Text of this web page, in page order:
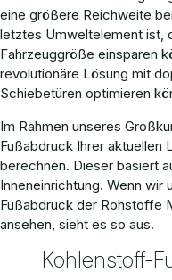
eine größere Reichweite
letztes Umweltelement ist,
Fahrzeuggröße einsparen
revolutionäre Lösung mit
Schiebetüren optimieren
Im Rahmen unseres
Fußabdruck Ihrer aktuellen
berechnen. Dieser basiert
Inneneinrichtung. Wenn
Fußabdruck der Rohstoffe
ansehen, sieht es so aus.
Kohlenstoff-